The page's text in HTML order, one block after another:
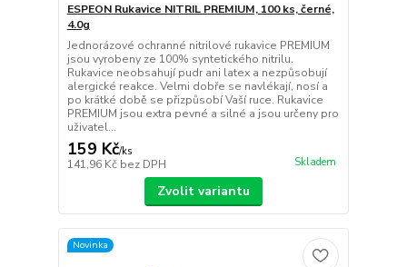
ESPEON Rukavice NITRIL PREMIUM, 100 ks, černé,
4.0g
Jednorázové ochranné nitrilové rukavice PREMIUM
jsou vyrobeny ze 100% syntetického nitrilu.
Rukavice neobsahují pudr ani latex a nezpůsobují
alergické reakce. Velmi dobře se navlékají, nosí a
po krátké době se přizpůsobí Vaší ruce. Rukavice
PREMIUM jsou extra pevné a silné a jsou určeny pro
uživatel...
159 Kč/ks
141,96 Kč bez DPH Skladem
Zvolit variantu
Novinka